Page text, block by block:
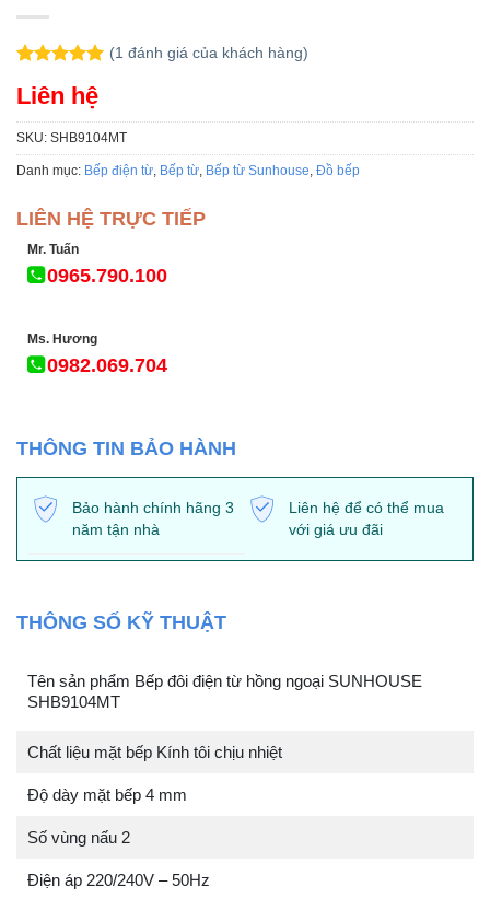
dựa trên
(1 đánh giá của khách hàng)
Liên hệ
SKU: SHB9104MT
Danh mục: Bếp điện từ Bếp từ Bếp từ Sunhouse Đồ bếp
LIÊN HỆ TRỰC TIẾP
Mr. Tuấn
0965.790.100
Ms. Hương
0982.069.704
THÔNG TIN BẢO HÀNH
Bảo hành chính hãng 3
năm tận nhà
Liên hệ để có thể mua
với giá ưu đãi
THÔNG SỐ KỸ THUẬT
Tên sản phẩm Bếp đôi điện từ hồng ngoại SUNHOUSE
SHB9104MT
Chất liệu mặt bếp Kính tôi chịu nhiệt
Độ dày mặt bếp 4 mm
Số vùng nấu 2
Điện áp 220/240V – 50Hz